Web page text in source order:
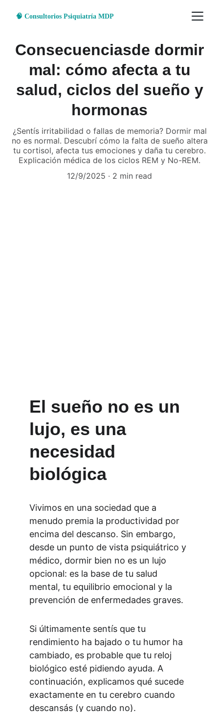
🧠 Consultorios Psiquiatría MDP
Consecuenciasde dormir
mal: cómo afecta a tu
salud, ciclos del sueño y
hormonas
¿Sentís irritabilidad o fallas de memoria? Dormir mal
no es normal. Descubrí cómo la falta de sueño altera
tu cortisol, afecta tus emociones y daña tu cerebro.
Explicación médica de los ciclos REM y No-REM.
12/9/2025
2 min read
El sueño no es un
lujo, es una
necesidad
biológica
Vivimos en una sociedad que a
menudo premia la productividad por
encima del descanso. Sin embargo,
desde un punto de vista psiquiátrico y
médico, dormir bien no es un lujo
opcional: es la base de tu salud
mental, tu equilibrio emocional y la
prevención de enfermedades graves.
Si últimamente sentís que tu
rendimiento ha bajado o tu humor ha
cambiado, es probable que tu reloj
biológico esté pidiendo ayuda. A
continuación, explicamos qué sucede
exactamente en tu cerebro cuando
descansás (y cuando no).